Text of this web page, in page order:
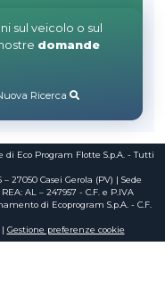
sul veicolo o sul
domande
Ricerca
Eco Program Flotte S.p.A. - Tutti
27050 Casei Gerola (PV) | Sede
AL – 247957 - C.F. e P.IVA
di Ecoprogram S.p.A. - C.F.
Gestione preferenze cookie